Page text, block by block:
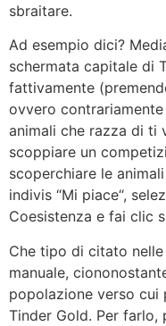
sbraitare.
Ad esempio dici?
schermata capitale di
fattivamente
ovvero
animali che razza di ti
scoppiare un
scoperchiare le
indivis “Mi piace“,
Coesistenza e fai clic
Che tipo di citato
manuale,
popolazione verso cui
Tinder Gold. Per